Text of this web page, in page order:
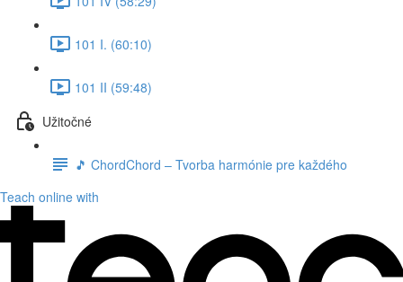
101 I. (60:10)
101 II (59:48)
Užitočné
🎵 ChordChord – Tvorba harmónie pre každého
Teach online with